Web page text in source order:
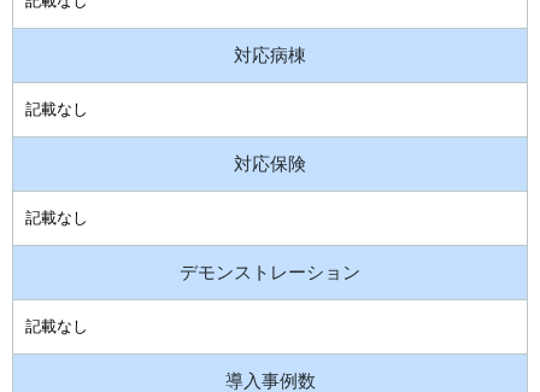
対応病棟
記載なし
対応保険
記載なし
デモンストレーション
記載なし
導入事例数